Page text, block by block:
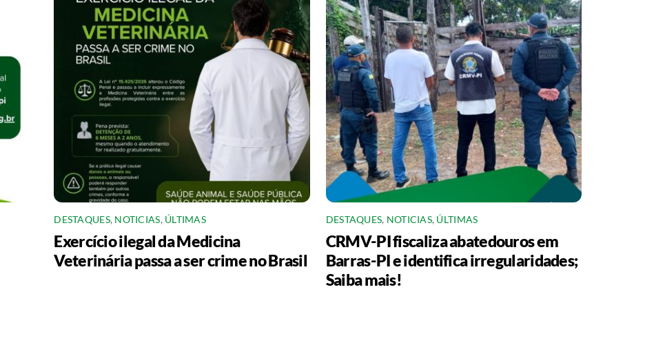
DESTAQUES, NOTICIAS, ÚLTIMAS
Exercício ilegal da Medicina
Veterinária passa a ser crime no Brasil
DESTAQUES, NOTICIAS, ÚLTIMAS
CRMV-PI fiscaliza abatedouros em
Barras-PI e identifica irregularidades;
Saiba mais!